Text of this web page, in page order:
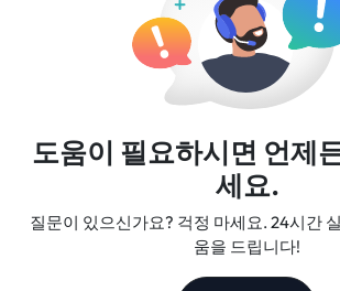
도움이 필요하시면 언제
세요.
질문이 있으신가요? 걱정 마세요. 24시간
움을 드립니다!